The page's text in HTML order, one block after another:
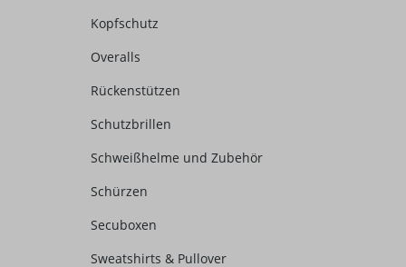
Kopfschutz
Overalls
Rückenstützen
Schutzbrillen
Schweißhelme und Zubehör
Schürzen
Secuboxen
Sweatshirts & Pullover